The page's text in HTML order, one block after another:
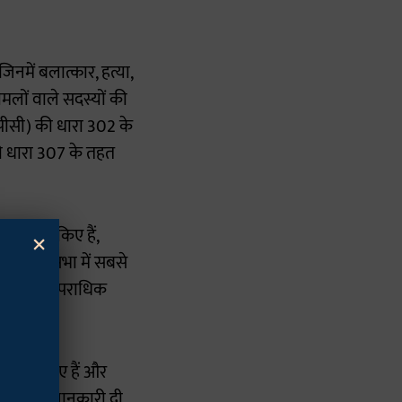
बलात्कार, हत्या,
वाले सदस्यों की
की धारा 302 के
धारा 307 के तहत
घोषित किए हैं,
लोकसभा में सबसे
ऊपर आपराधिक
किए हैं और
×